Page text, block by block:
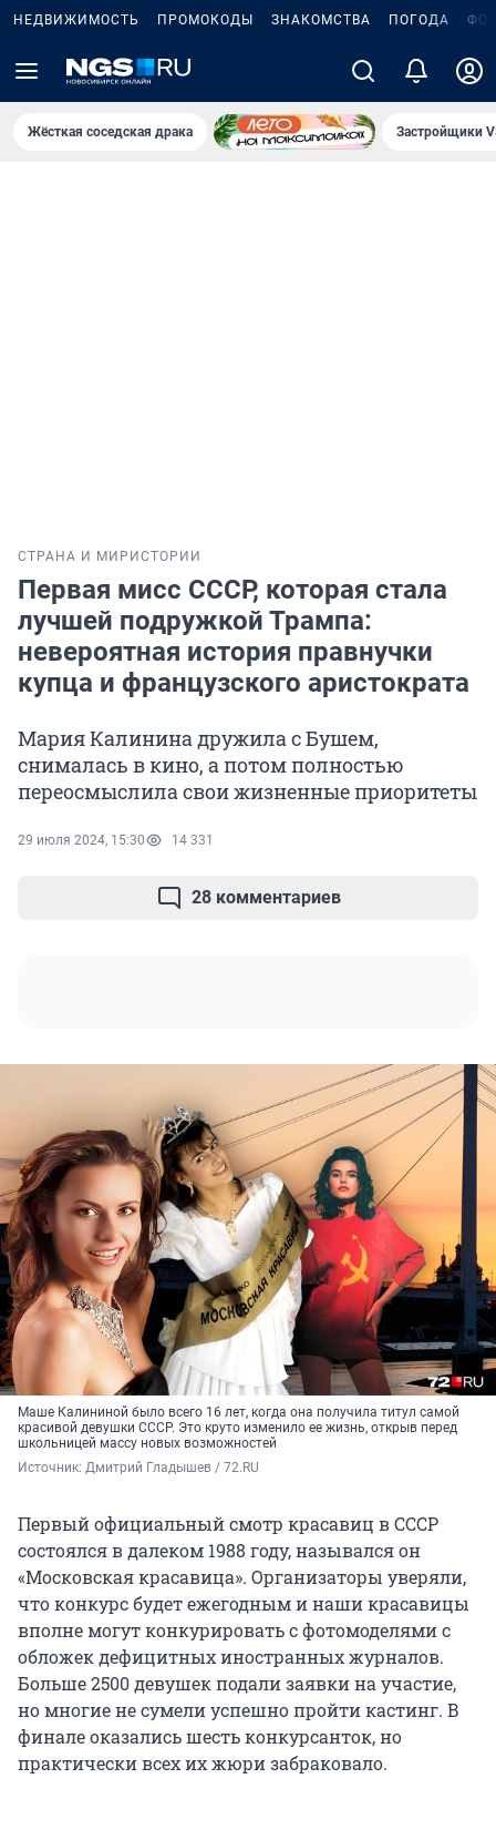
НЕДВИЖИМОСТЬ ПРОМОКОДЫ ЗНАКОМСТВА ПОГОДА
Жёсткая соседская драка Застройщики
СТРАНА И МИР ИСТОРИИ
Первая мисс СССР, которая стала
лучшей подружкой Трампа:
невероятная история правнучки
купца и французского аристократа
Мария Калинина дружила с Бушем,
снималась в кино, а потом полностью
переосмыслила свои жизненные приоритеты
29 июля 2024, 15:30 14 331
28 комментариев
Маше Калининой было всего 16 лет, когда она получила титул самой
красивой девушки СССР. Это круто изменило ее жизнь, открыв перед
школьницей массу новых возможностей
Источник: Дмитрий Гладышев / 72.RU
Первый официальный смотр красавиц в СССР
состоялся в далеком 1988 году, назывался он
«Московская красавица». Организаторы уверяли,
что конкурс будет ежегодным и наши красавицы
вполне могут конкурировать с фотомоделями с
обложек дефицитных иностранных журналов.
Больше 2500 девушек подали заявки на участие,
но многие не сумели успешно пройти кастинг. В
финале оказались шесть конкурсанток, но
практически всех их жюри забраковало.